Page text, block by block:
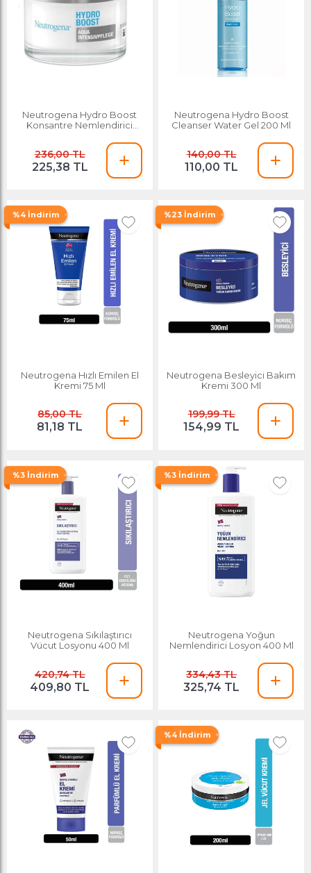
Neutrogena Hydro Boost
Konsantre Nemlendirici
236,00 TL
225,38 TL
Neutrogena Hydro Boost
Cleanser Water Gel 200 Ml
140,00 TL
110,00 TL
%4 İndirim
Neutrogena Hızlı Emilen El
Kremi 75 Ml
85,00 TL
81,18 TL
%23 İndirim
Neutrogena Besleyici Bakım
Kremi 300 Ml
199,99 TL
154,99 TL
%3 İndirim
Neutrogena Sıkılaştırıcı
Vücut Losyonu 400 Ml
420,74 TL
409,80 TL
%3 İndirim
Neutrogena Yoğun
Nemlendirici Losyon 400 Ml
334,43 TL
325,74 TL
%4 İndirim